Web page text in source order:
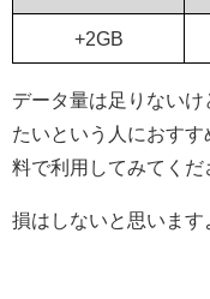
+2GB
データ量は足りないけ
たいという人におす
料で利用してみてくだ
損はしないと思います